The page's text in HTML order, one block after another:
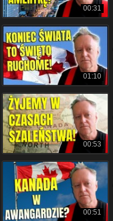
00:31
01:10
00:53
00:51